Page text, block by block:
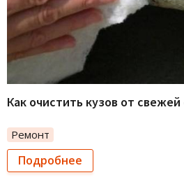
Как очистить кузов от
Ремонт
Подробнее